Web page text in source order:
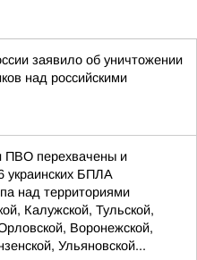
заявило об уничтожении
над российскими
ПВО перехвачены и
украинских БПЛА
над территориями
Калужской, Тульской,
Воронежской,
Ульяновской...